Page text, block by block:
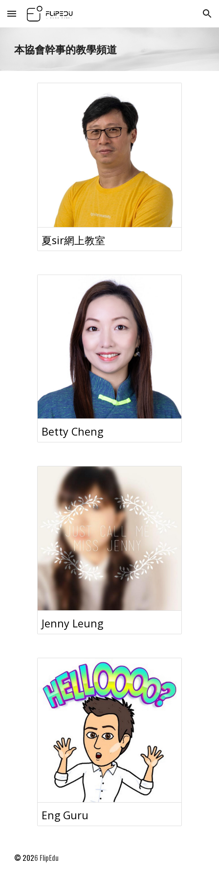
Skip to main content Skip to navigation
本協會幹事的教學頻道
夏sir網上教室
Betty Cheng
Jenny Leung
Eng Guru
© 2026 FlipEdu